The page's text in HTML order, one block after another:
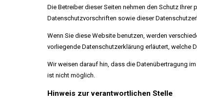
Die Betreiber dieser Seiten nehmen den Schutz
Datenschutzvorschriften sowie dieser
Wenn Sie diese Website benutzen, werden
vorliegende Datenschutzerklärung erläutert, welche
Wir weisen darauf hin, dass die Datenübertragung
ist nicht möglich.
Hinweis zur verantwortlichen Stelle